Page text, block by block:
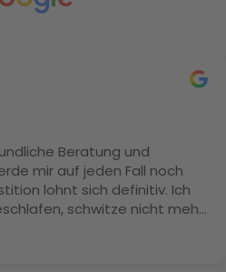
Beratung und
mir auf jeden Fall noch
lohnt sich definitiv. Ich
schwitze nicht mehr
Dank der Maulbeerseide
Herzlichen Dank